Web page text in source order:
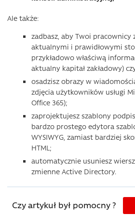
Ale także:
zadbasz, aby Twoi pracownicy
aktualnymi i prawidłowymi
przykładowo właściwą
aktualny kapitał zakładowy)
osadzisz obrazy w
zdjęcia użytkowników usługi
Office 365);
zaprojektujesz szablony
bardzo prostego edytora
WYSIWYG, zamiast bardziej
HTML;
automatycznie usuniesz
zmienne Active Directory.
Czy artykuł był pomocny ?